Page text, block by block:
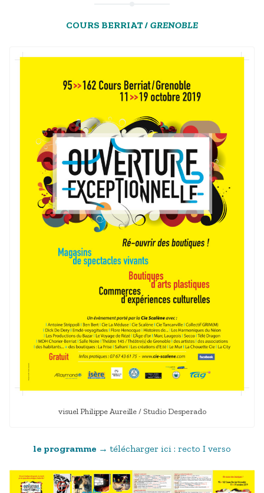
COURS BERRIAT / GRENOBLE
visuel Philippe Aureille / Studio Desperado
le programme → télécharger ici : recto I verso